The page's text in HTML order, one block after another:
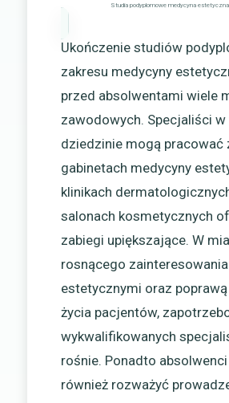
Studia podyplomowe medycyna estetyczna
Ukończenie studiów
zakresu medycyny
przed absolwentami wiele
zawodowych. Specjaliści w
dziedzinie mogą pracować
gabinetach medycyny
klinikach
salonach kosmetycznych
zabiegi upiększające. W
rosnącego
estetycznymi oraz
życia pacjentów,
wykwalifikowanych
rośnie. Ponadto
również rozważyć